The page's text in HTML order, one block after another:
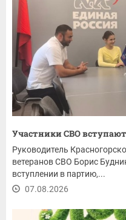
Участники СВО
Руководитель
ветеранов СВО Борис
вступлении в партию,...
07.08.2026